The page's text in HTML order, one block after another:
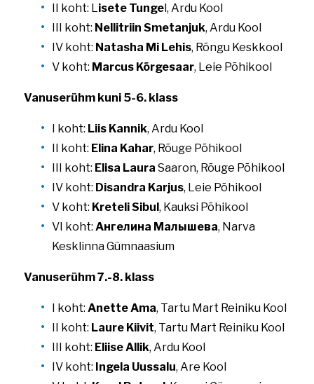
II koht: Lisete Tungel, Ardu Kool
III koht: Nellitriin Smetanjuk, Ardu Kool
IV koht: Natasha Mi Lehis, Rõngu Keskkool
V koht: Marcus Kõrgesaar, Leie Põhikool
Vanuserühm kuni 5-6. klass
I koht: Liis Kannik, Ardu Kool
II koht: Elina Kahar, Rõuge Põhikool
III koht: Elisa Laura Saaron, Rõuge Põhikool
IV koht: Disandra Karjus, Leie Põhikool
V koht: Kreteli Sibul, Kauksi Põhikool
VI koht: Ангелина Малышева, Narva
Kesklinna Gümnaasium
Vanuserühm 7.-8. klass
I koht: Anette Ama, Tartu Mart Reiniku Kool
II koht: Laure Kiivit, Tartu Mart Reiniku Kool
III koht: Eliise Allik, Ardu Kool
IV koht: Ingela Uussalu, Are Kool